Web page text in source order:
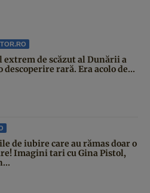
extrem de scăzut al Dunării a
descoperire rară. Era acolo de...
de iubire care au rămas doar o
Imagini tari cu Gina Pistol,